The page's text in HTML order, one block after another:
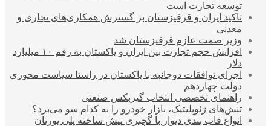
توسعه تجارت است
تاکید ایران و قرقیزستان بر گسترش همکاری‌های تجاری و
معدنی
وزیر صمت عازم قرقیزستان شد
افزایش حجم تجارت بین ایران و پاکستان به رقم ۱۰ میلیارد
دلار
اجرای توافقات دوجانبه با پاکستان در راستا سیاست محوری
دولت چهاردهم
راهنمای تخصصی انتخاب گیربکس صنعتی
تنش‌های ژئوپلیتیک، بازار خودرو را به کدام سو می‌برد؟
انواع قاب بندی دیوار با گچبری پیش ساخته پلی یورتان